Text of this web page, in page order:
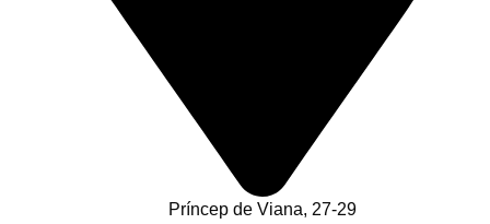
Príncep de Viana, 27-29